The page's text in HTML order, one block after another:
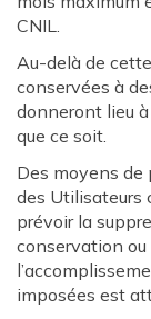
CNIL.
Au-delà de
conservées à
donneront lieu
que ce soit.
Des moyens de
des Utilisateurs
prévoir la
conservation ou
imposées est